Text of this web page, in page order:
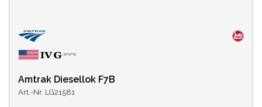
Amtrak Diesellok F7B
Art.-Nr. LG21581